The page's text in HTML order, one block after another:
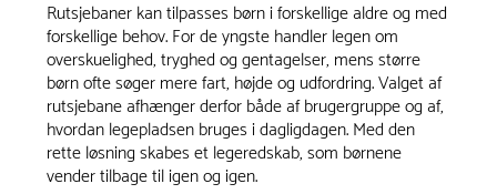
Rutsjebaner kan tilpasses børn i forskellige aldre og med
forskellige behov. For de yngste handler legen om
overskuelighed, tryghed og gentagelser, mens større
børn ofte søger mere fart, højde og udfordring. Valget af
rutsjebane afhænger derfor både af brugergruppe og af,
hvordan legepladsen bruges i dagligdagen. Med den
rette løsning skabes et legeredskab, som børnene
vender tilbage til igen og igen.